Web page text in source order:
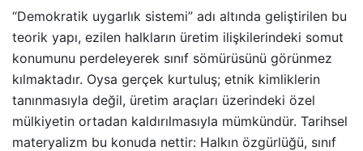
“Demokratik uygarlık sistemi” adı altında geliştirilen bu
teorik yapı, ezilen halkların üretim ilişkilerindeki somut
konumunu perdeleyerek sınıf sömürüsünü görünmez
kılmaktadır. Oysa gerçek kurtuluş; etnik kimliklerin
tanınmasıyla değil, üretim araçları üzerindeki özel
mülkiyetin ortadan kaldırılmasıyla mümkündür. Tarihsel
materyalizm bu konuda nettir: Halkın özgürlüğü, sınıf